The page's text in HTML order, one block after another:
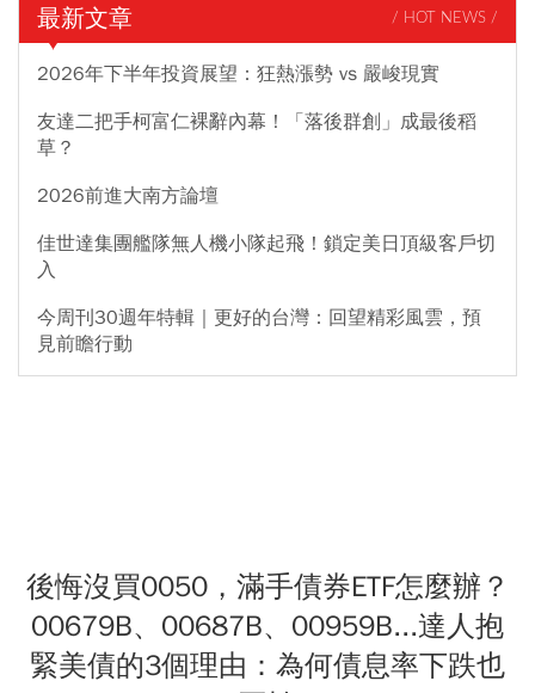
最新文章 / HOT NEWS /
2026年下半年投資展望：狂熱漲勢 vs 嚴峻現實
友達二把手柯富仁裸辭內幕！「落後群創」成最後稻
草？
2026前進大南方論壇
佳世達集團艦隊無人機小隊起飛！鎖定美日頂級客戶切
入
今周刊30週年特輯｜更好的台灣：回望精彩風雲，預
見前瞻行動
後悔沒買0050，滿手債券ETF怎麼辦？
00679B、00687B、00959B...達人抱
緊美債的3個理由：為何債息率下跌也